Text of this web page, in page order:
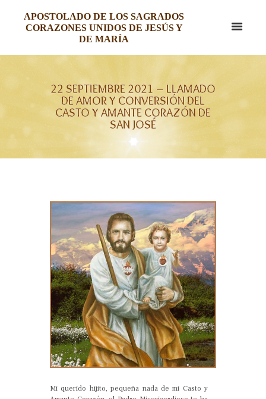
APOSTOLADO DE LOS SAGRADOS
CORAZONES UNIDOS DE JESÚS Y
DE MARÍA
22 SEPTIEMBRE 2021 – LLAMADO
DE AMOR Y CONVERSIÓN DEL
CASTO Y AMANTE CORAZÓN DE
SAN JOSÉ
Mi querido hijito, pequeña nada de mi Casto y